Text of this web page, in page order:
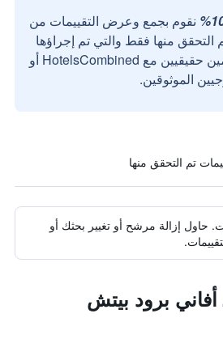
نقوم بجمع وعرض التقييمات من
التحقق منها فقط والتي تم إجراؤها
بواسطة مستخدمين حقيقيين مع HotelsCombined أو
الموثوقين.
حاول إزالة مرشح أو تغيير بحثك أو
برود بيتش